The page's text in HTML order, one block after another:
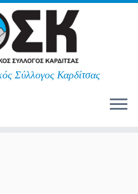
Σύλλογος Καρδίτσας